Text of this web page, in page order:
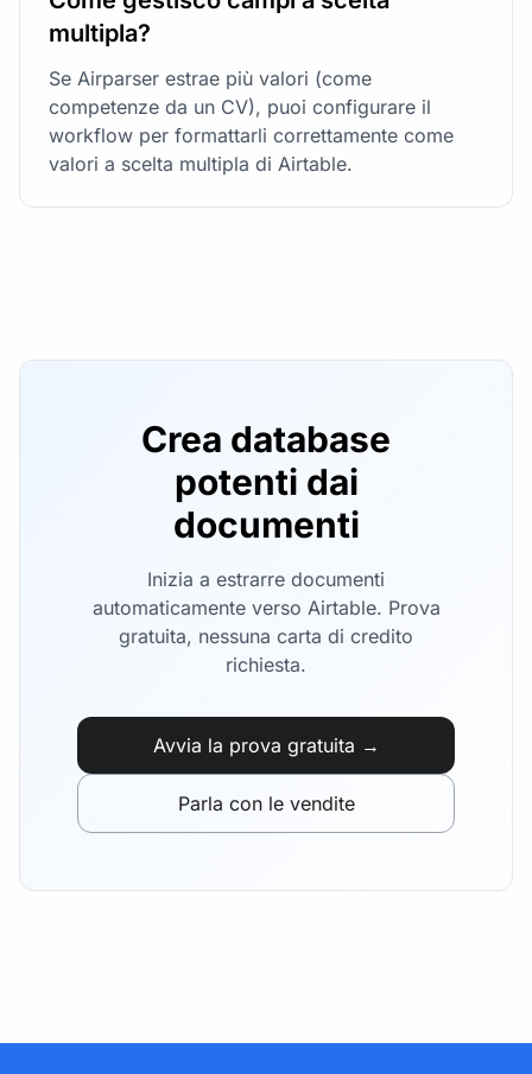
multipla?
Se Airparser estrae più valori (come
competenze da un CV), puoi configurare il
workflow per formattarli correttamente come
valori a scelta multipla di Airtable.
Crea database
potenti dai
documenti
Inizia a estrarre documenti
automaticamente verso Airtable. Prova
gratuita, nessuna carta di credito
richiesta.
Avvia la prova gratuita →
Parla con le vendite